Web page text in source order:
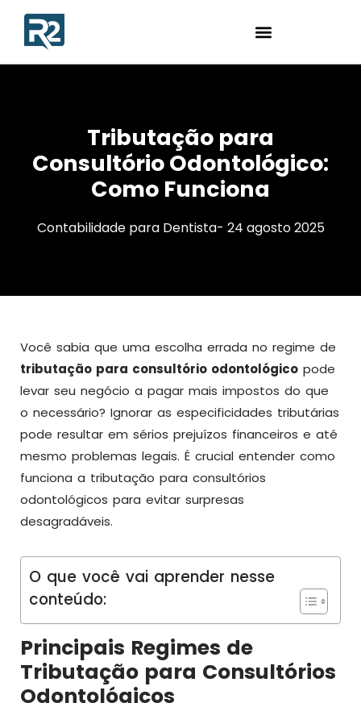
Tributação para
Consultório Odontológico:
Como Funciona
Contabilidade para Dentista- 24 agosto 2025
Você sabia que uma escolha errada no regime de
tributação para consultório odontológico pode
levar seu negócio a pagar mais impostos do que
o necessário? Ignorar as especificidades tributárias
pode resultar em sérios prejuízos financeiros e até
mesmo problemas legais. É crucial entender como
funciona a tributação para consultórios
odontológicos para evitar surpresas
desagradáveis.
O que você vai aprender nesse
conteúdo:
Principais Regimes de
Tributação para Consultórios
Odontológicos